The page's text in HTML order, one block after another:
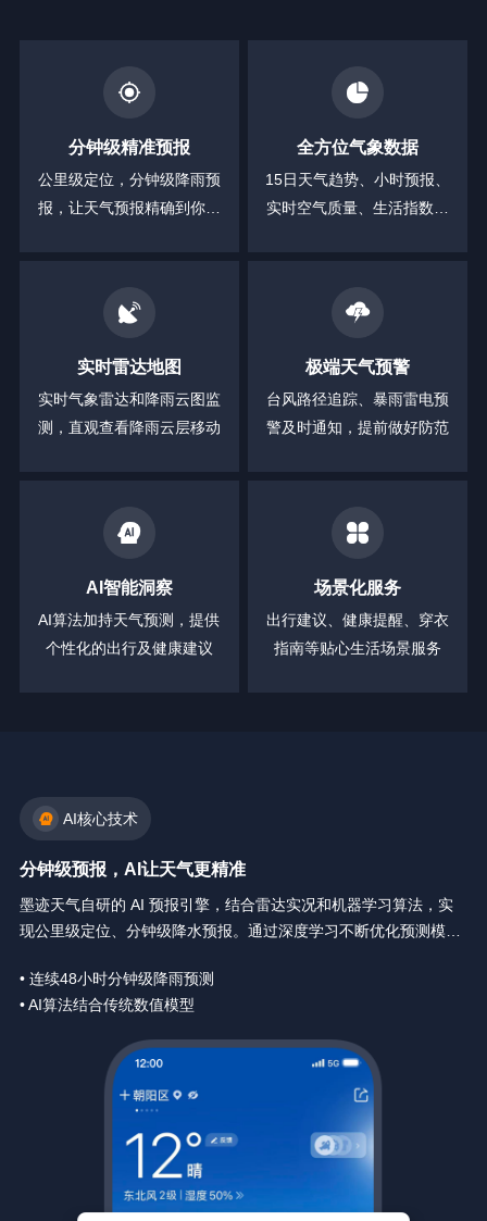
分钟级精准预报
公里级定位，分钟级降雨预
报，让天气预报精确到你身
全方位气象数据
15日天气趋势、小时预报、
实时空气质量、生活指数等
实时雷达地图
实时气象雷达和降雨云图监
测，直观查看降雨云层移动
极端天气预警
台风路径追踪、暴雨雷电预
警及时通知，提前做好防范
AI智能洞察
AI算法加持天气预测，提供
个性化的出行及健康建议
场景化服务
出行建议、健康提醒、穿衣
指南等贴心生活场景服务
AI核心技术
分钟级预报，AI让天气更精准
墨迹天气自研的 AI 预报引擎，结合雷达实况和机器学习算法，实
现公里级定位、分钟级降水预报。通过深度学习不断优化预测模
• 连续48小时分钟级降雨预测
• AI算法结合传统数值模型